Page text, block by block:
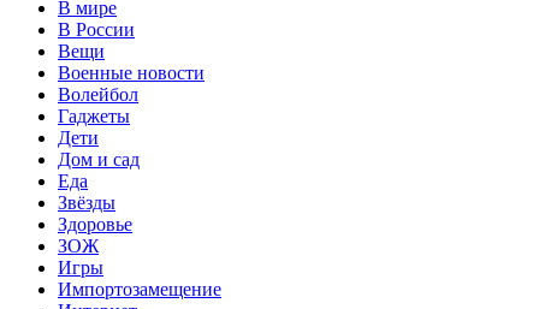
В мире
В России
Вещи
Военные новости
Волейбол
Гаджеты
Дети
Дом и сад
Еда
Звёзды
Здоровье
ЗОЖ
Игры
Импортозамещение